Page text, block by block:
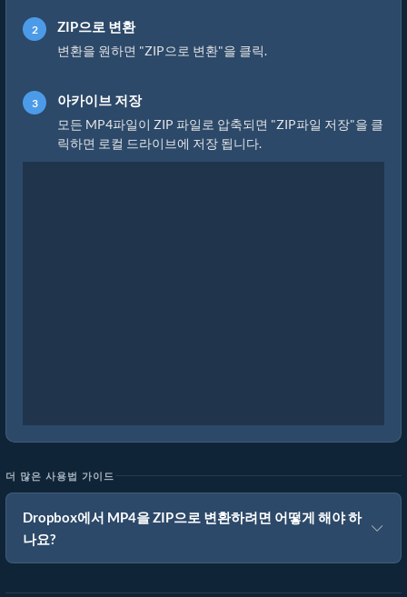
ZIP으로 변환
변환을 원하면 "ZIP으로 변환"을 클릭.
아카이브 저장
모든 MP4파일이 ZIP 파일로 압축되면 "ZIP파일 저장"을 클
릭하면 로컬 드라이브에 저장 됩니다.
더 많은 사용법 가이드
Dropbox에서 MP4을 ZIP으로 변환하려면 어떻게 해야 하
나요?